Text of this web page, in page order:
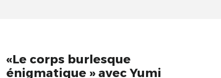
«Le corps burlesque
énigmatique » avec Yumi